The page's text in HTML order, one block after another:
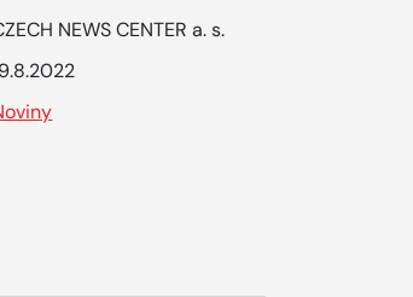
NEWS CENTER a. s.